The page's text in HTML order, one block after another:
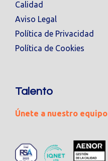
Calidad
Aviso Legal
Política de Privacidad
Política de Cookies
Talento
Únete a nuestro equipo